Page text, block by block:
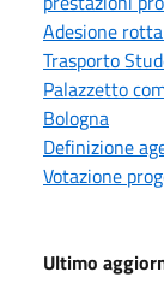
Adesione
Trasporto
Palazzetto
Bologna
Definizione
Votazione
Ultimo